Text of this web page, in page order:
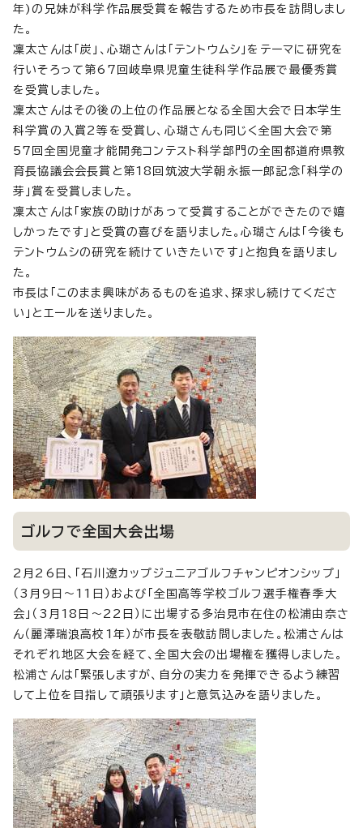
年)の兄妹が科学作品展受賞を報告するため市長を訪問しまし
た。
凜太さんは「炭」、心瑚さんは「テントウムシ」をテーマに研究を
行いそろって第67回岐阜県児童生徒科学作品展で最優秀賞
を受賞しました。
凜太さんはその後の上位の作品展となる全国大会で日本学生
科学賞の入賞2等を受賞し、心瑚さんも同じく全国大会で第
57回全国児童才能開発コンテスト科学部門の全国都道府県教
育長協議会会長賞と第18回筑波大学朝永振一郎記念「科学の
芽」賞を受賞しました。
凜太さんは「家族の助けがあって受賞することができたので嬉
しかったです」と受賞の喜びを語りました。心瑚さんは「今後も
テントウムシの研究を続けていきたいです」と抱負を語りまし
た。
市長は「このまま興味があるものを追求、探求し続けてくださ
い」とエールを送りました。
ゴルフで全国大会出場
2月26日、「石川遼カップジュニアゴルフチャンピオンシップ」
（3月9日～11日）および「全国高等学校ゴルフ選手権春季大
会」（3月18日～22日）に出場する多治見市在住の松浦由奈さ
ん（麗澤瑞浪高校1年）が市長を表敬訪問しました。松浦さんは
それぞれ地区大会を経て、全国大会の出場権を獲得しました。
松浦さんは「緊張しますが、自分の実力を発揮できるよう練習
して上位を目指して頑張ります」と意気込みを語りました。